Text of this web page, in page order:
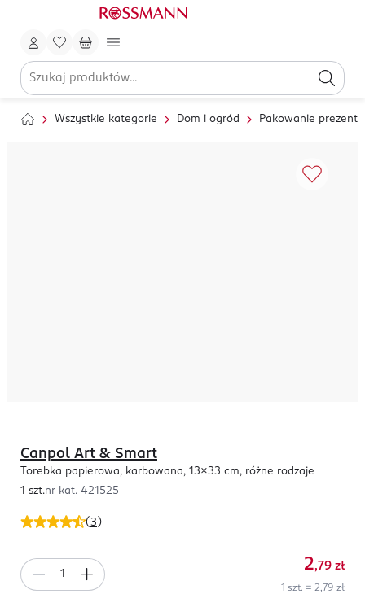
Wszystkie kategorie Dom i ogród Pakowanie
(3 )
Canpol Art & Smart
Torebka papierowa, karbowana, 13x33 cm, różne rodzaje
1 szt.nr kat. 421525
2,79 zł
1 szt. = 2,79 zł